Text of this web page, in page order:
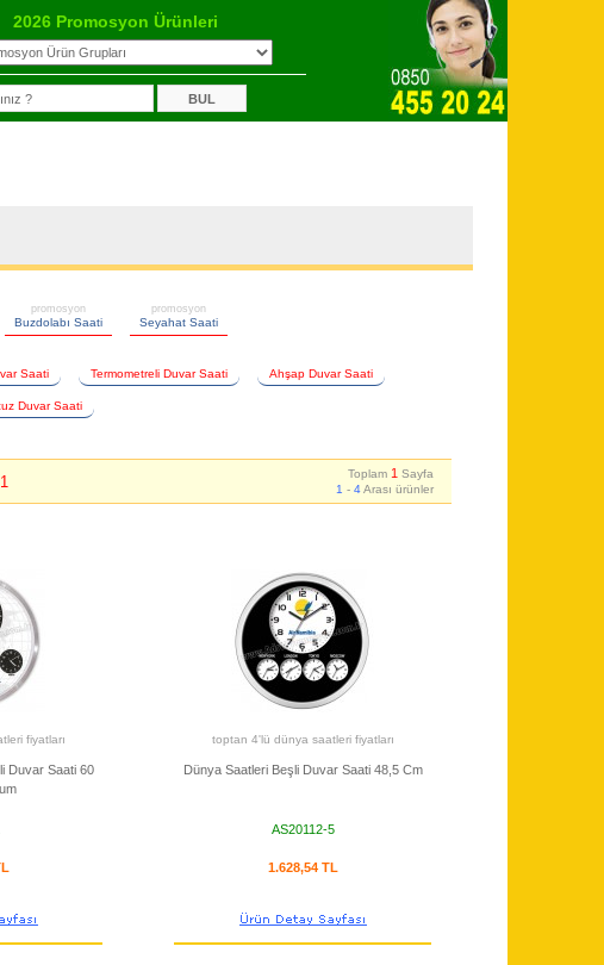
2026 Promosyon Ürünleri
promosyon
Buzdolabı Saati
promosyon
Seyahat Saati
Saati Termometreli Duvar Saati Ahşap Duvar Saati
Duvar Saati
1 Toplam 1 Sayfa
1 -4Arası ürünler
fiyatları
Duvar Saati 60
toptan 4'lü dünya saatleri fiyatları
Dünya Saatleri Beşli Duvar Saati 48,5 Cm
AS20112-5
1.628,54 TL